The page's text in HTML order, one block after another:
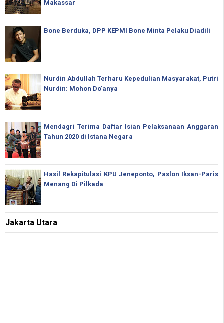
Makassar
Bone Berduka, DPP KEPMI Bone Minta Pelaku Diadili
Nurdin Abdullah Terharu Kepedulian Masyarakat, Putri
Nurdin: Mohon Do'anya
Mendagri Terima Daftar Isian Pelaksanaan Anggaran
Tahun 2020 di Istana Negara
Hasil Rekapitulasi KPU Jeneponto, Paslon Iksan-Paris
Menang Di Pilkada
Jakarta Utara